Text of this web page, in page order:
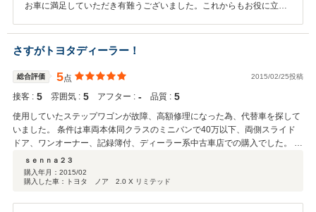
お車に満足していただき有難うございました。これからもお役に立て
さすがトヨタディーラー！
総合評価 5点 2015/02/25投稿
接客 : 5 雰囲気 : 5 アフター : ‐ 品質 : 5
使用していたステップワゴンが故障、高額修理になった為、代替車を探して
いました。 条件は車両本体同クラスのミニバンで40万以下、両側スライド
ドア、ワンオーナー、記録簿付、ディーラー系中古車店での購入でした。 ワ
ンオーナーと記録簿はどこで使用していたかが私にとっては重要でしたので
必須。 ディーラー系のお店での購入は保証面からでした。 過去に購入した
ステップワゴンは、1台目は日産のディーラー店で非常によく対応してもら
ｓｅｎｎａ２３
購入年月： 2015/02
購入した車：トヨタ ノア 2.0 X リミテッド